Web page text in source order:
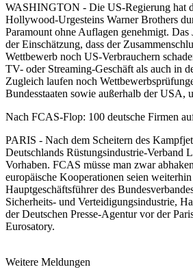
WASHINGTON - Die US-Regierung hat
Hollywood-Urgesteins Warner Brothers
Paramount ohne Auflagen genehmigt.
der Einschätzung, dass der
Wettbewerb noch US-Verbrauchern
TV- oder Streaming-Geschäft als auch in
Zugleich laufen noch
Bundesstaaten sowie außerhalb der USA,
Nach FCAS-Flop: 100 deutsche Firmen
PARIS - Nach dem Scheitern des
Deutschlands Rüstungsindustrie-Verband
Vorhaben. FCAS müsse man zwar
europäische Kooperationen seien
Hauptgeschäftsführer des
Sicherheits- und Verteidigungsindustrie,
der Deutschen Presse-Agentur vor der
Eurosatory.
Weitere Meldungen